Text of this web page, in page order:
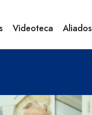
Videoteca Aliados